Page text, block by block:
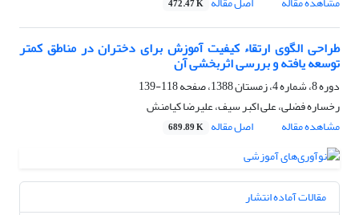
472.47 K
طراحی الگوی ارتقاء کیفیت آموزش برای دختران در مناطق کمتر
توسعه یافته و بررسی اثربخشی آن
دوره 8، شماره 4، زمستان 1388، صفحه
118-139
رخساره فضلی، علی اکبر سیف، علیرضا کیامنش
مشاهده مقاله
اصل مقاله 689.89 K
مقالات آماده انتشار